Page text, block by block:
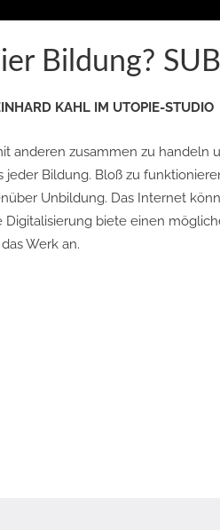
Bildung?
KAHL IM UTOPIE-STUDIO
anderen zusammen zu handeln
jeder Bildung. Bloß zu
Unbildung. Das Internet
Digitalisierung biete einen
Werk an.